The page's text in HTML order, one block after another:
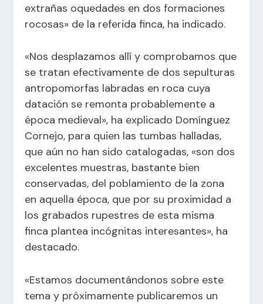
extrañas oquedades en dos formaciones
rocosas» de la referida finca, ha indicado.
«Nos desplazamos allí y comprobamos que
se tratan efectivamente de dos sepulturas
antropomorfas labradas en roca cuya
datación se remonta probablemente a
época medieval», ha explicado Domínguez
Cornejo, para quien las tumbas halladas,
que aún no han sido catalogadas, «son dos
excelentes muestras, bastante bien
conservadas, del poblamiento de la zona
en aquella época, que por su proximidad a
los grabados rupestres de esta misma
finca plantea incógnitas interesantes», ha
destacado.​
«Estamos documentándonos sobre este
tema y próximamente publicaremos un